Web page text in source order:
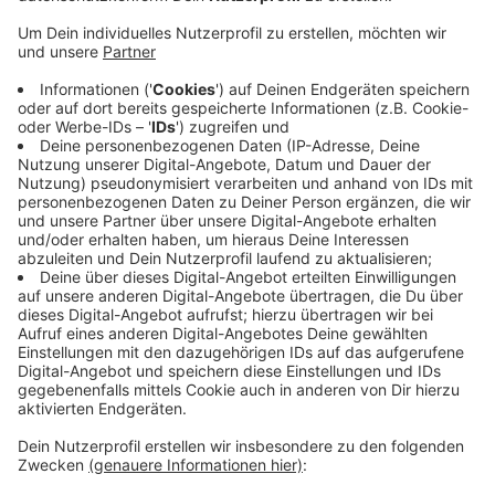
Anzeige
Am Schloss Hardenberg in Velbert läuft der Umbau zu
einem Naturerlebnisszentrum. Jetzt können sich
Interessierte über den Stand des Umbaus imformieren.
Dazu lädt die Stadt Velbert kommenden Dienstag
(21.11.) ein. Dann wollen Vertreter der Stadt um
Bürgermeister Lukrafka und Fachplaner das künftigte
Konzept für das Schloss Hardenberg vorstellen.
Außerdem soll es exklusive Baustellenführungen durch
das Herrenhaus geben. Die Veranstaltung findet
zwischen 16:00 und 18:00 Uhr statt.
Anzeige